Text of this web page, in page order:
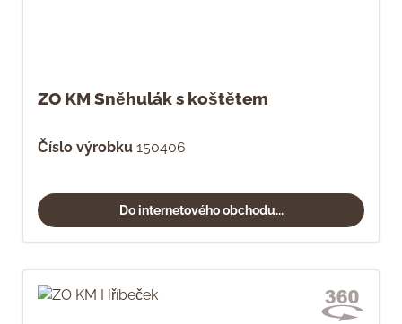
ZO KM Sněhulák s koštětem
Číslo výrobku 150406
Do internetového obchodu...